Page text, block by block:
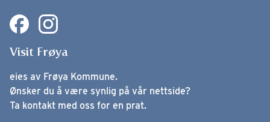
Visit Frøya
eies av Frøya Kommune.
Ønsker du å være synlig på vår nettside?
Ta kontakt med oss for en prat.